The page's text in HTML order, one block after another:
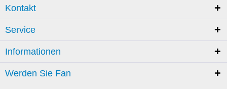
Kontakt
Service
Informationen
Werden Sie Fan